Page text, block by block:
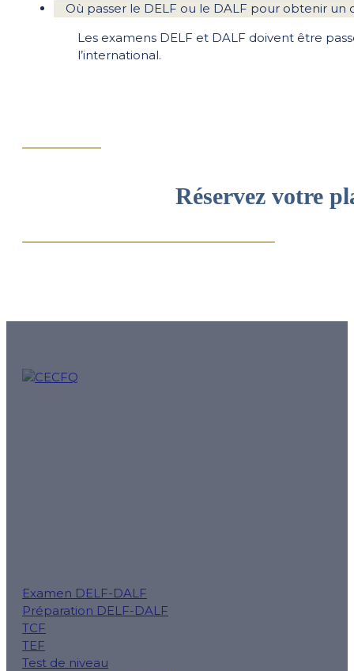
Où passer le DELF ou le DALF pour obtenir un
Les examens DELF et DALF doivent être
l’international.
Réservez votre
Examen DELF-DALF
Préparation DELF-DALF
TCF
TEF
Test de niveau